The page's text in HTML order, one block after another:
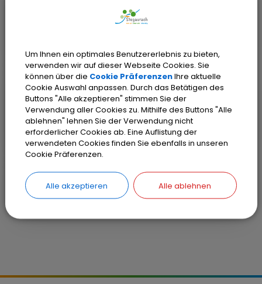
Grundschule
Altenburgblick
STEGAURACH
Mittelschule
Altenburgblick
Stegaurach
STEGAURACH
Offene Ganztagsschule
Um Ihnen ein optimales Benutzererlebnis zu bieten,
verwenden wir auf dieser Webseite Cookies. Sie
können über die Cookie PräferenzenIhre aktuelle
Cookie Auswahl anpassen. Durch das Betätigen des
Buttons "Alle akzeptieren" stimmen Sie der
Verwendung aller Cookies zu. Mithilfe des Buttons "Alle
ablehnen" lehnen Sie der Verwendung nicht
erforderlicher Cookies ab. Eine Auflistung der
verwendeten Cookies finden Sie ebenfalls in unseren
Cookie Präferenzen.
Alle akzeptieren Alle ablehnen